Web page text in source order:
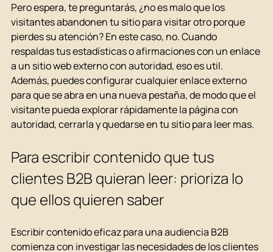
Pero espera, te preguntarás, ¿no es malo que los
visitantes abandonen tu sitio para visitar otro porque
pierdes su atención? En este caso, no. Cuando
respaldas tus estadísticas o afirmaciones con un enlace
a un sitio web externo con autoridad, eso es util.
Además, puedes configurar cualquier enlace externo
para que se abra en una nueva pestaña, de modo que el
visitante pueda explorar rápidamente la página con
autoridad, cerrarla y quedarse en tu sitio para leer mas.
Para escribir contenido que tus
clientes B2B quieran leer: prioriza lo
que ellos quieren saber
Escribir contenido eficaz para una audiencia B2B
comienza con investigar las necesidades de los clientes